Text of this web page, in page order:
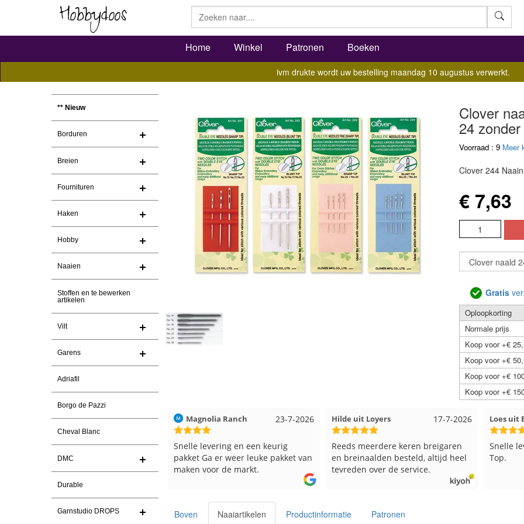
Home Winkel Patronen Boeken
ivm drukte wordt uw bestelling maandag 10 augustus verwerkt.
** Nieuw
Borduren
Breien
Fournituren
Haken
Hobby
Naaien
Stoffen en te bewerken
artikelen
Vilt
Garens
Adriafil
Borgo de Pazzi
Cheval Blanc
DMC
Durable
Garnstudio DROPS
Clover
24
Voorraad : 9 Meer
Clover 244
€ 7,63
Gratis
Oploopkorting
Normale prijs
Koop voor +€
Koop voor +€
Koop voor +€
Koop voor +€
23-7-2026
Magnolia Ranch
Snelle levering en een keurig
pakket Ga er weer leuke pakket van
maken voor de markt.
17-7-2026
Hilde uit Loyers
Reeds meerdere keren breigaren
en breinaalden besteld, altijd heel
tevreden over de service.
12-7-2026
Loes uit EMMELOORD
Snelle levering en keurig verpakt.
Top.
Boven Naaiartikelen Productinformatie Patronen